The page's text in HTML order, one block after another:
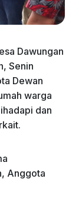
Dawungan
Senin
Dewan
warga
dan
Anggota